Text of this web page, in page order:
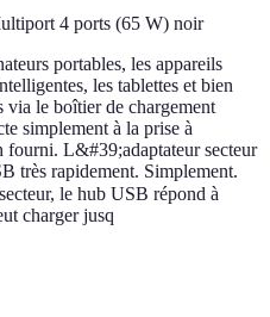
portables, les appareils
les tablettes et bien
via le boîtier de chargement
simplement à la prise à
L&#39;adaptateur secteur
très rapidement. Simplement.
le hub USB répond à
charger jusq